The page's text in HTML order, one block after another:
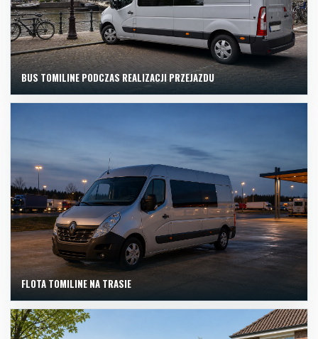
BUS TOMILINE PODCZAS REALIZACJI PRZEJAZDU
FLOTA TOMILINE NA TRASIE